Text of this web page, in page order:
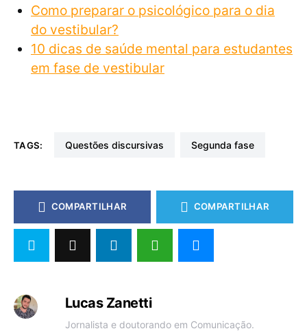
Como preparar o psicológico para o dia
do vestibular?
10 dicas de saúde mental para estudantes
em fase de vestibular
TAGS: questões discursivas segunda fase
COMPARTILHAR COMPARTILHAR
Lucas Zanetti
Jornalista e doutorando em Comunicação.